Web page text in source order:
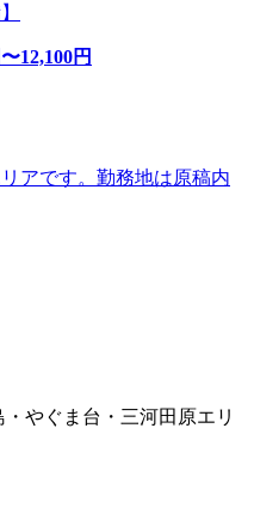
12,100円
アです。勤務地は原稿内
やぐま台・三河田原エリ